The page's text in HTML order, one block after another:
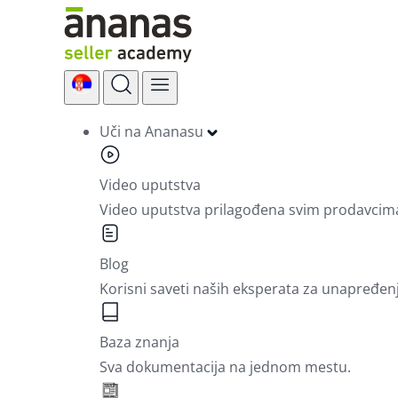
Uči na Ananasu
Video uputstva
Video uputstva prilagođena svim
Blog
Korisni saveti naših eksperata za
Baza znanja
Sva dokumentacija na jednom mestu.